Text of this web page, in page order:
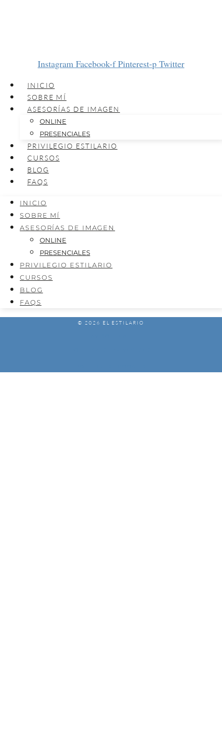
Instagram Facebook-f Pinterest-p Twitter
INICIO
SOBRE MÍ
ASESORÍAS DE IMAGEN
ONLINE
PRESENCIALES
PRIVILEGIO ESTILARIO
CURSOS
BLOG
FAQS
INICIO
SOBRE MÍ
ASESORÍAS DE IMAGEN
ONLINE
PRESENCIALES
PRIVILEGIO ESTILARIO
CURSOS
BLOG
FAQS
© 2026 EL ESTILARIO